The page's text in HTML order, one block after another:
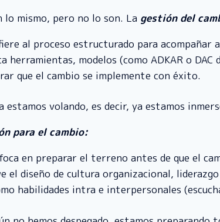
lo mismo, pero no lo son. La gestión del
al proceso estructurado para acompañar
herramientas, modelos (como ADKAR o
que el cambio se implemente con éxito.
estamos volando, es decir, ya estamos
para el cambio:
en preparar el terreno antes de que el
el diseño de cultura organizacional,
habilidades intra e interpersonales